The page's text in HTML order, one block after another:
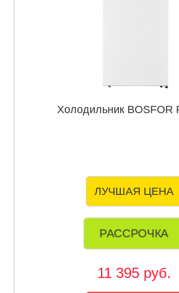
Холодильник BOSFOR
ЛУЧШАЯ ЦЕНА
РАССРОЧКА
11 395 руб.